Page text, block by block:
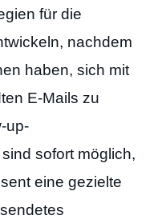
für die
nachdem
haben, sich mit
E-Mails zu
up-
sofort möglich,
eine gezielte